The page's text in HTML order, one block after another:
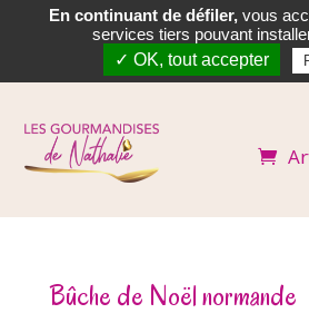
 
Bûche de Noël normande
En continuant de défiler,vous
services tiers pouvant
✓ OK, tout accepter